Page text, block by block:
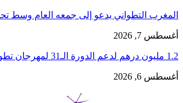
المغرب التطواني يدعو إلى جمعه العام وسط
أغسطس 7, 2026
1.2 مليون درهم لدعم الدورة الـ31 لمهرجان تطوان لسينما البحر…
أغسطس 6, 2026